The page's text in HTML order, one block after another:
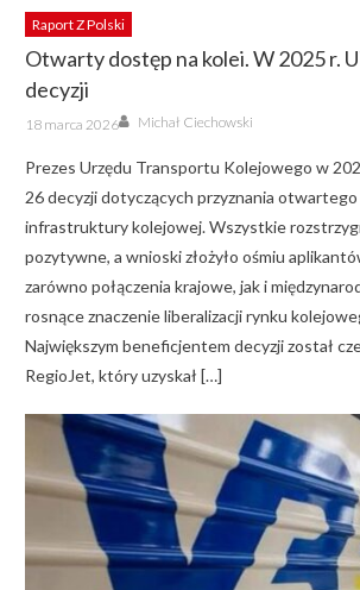
Raport Z Polski
Otwarty dostęp na kolei. W 2025 r.
decyzji
Posted
on
18 marca 2026 Author
Michał Ciechowski
Prezes Urzędu Transportu Kolejowego w
26 decyzji dotyczących przyznania
infrastruktury kolejowej. Wszystkie
pozytywne, a wnioski złożyło ośmiu
zarówno połączenia krajowe, jak i
rosnące znaczenie liberalizacji rynku
Największym beneficjentem decyzji został
RegioJet, który uzyskał […]